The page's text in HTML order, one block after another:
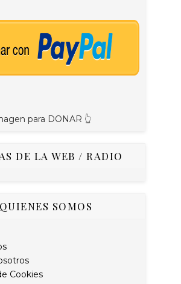
para DONAR 👆
DE LA WEB / RADIO
QUIENES SOMOS
Cookies